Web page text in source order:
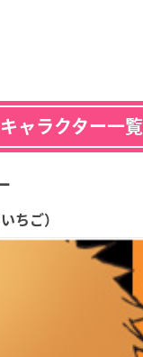
ャラクター一覧
ちご）